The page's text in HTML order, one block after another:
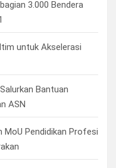
3.000 Bendera
untuk Akselerasi
Bantuan
ASN
MoU Pendidikan Profesi